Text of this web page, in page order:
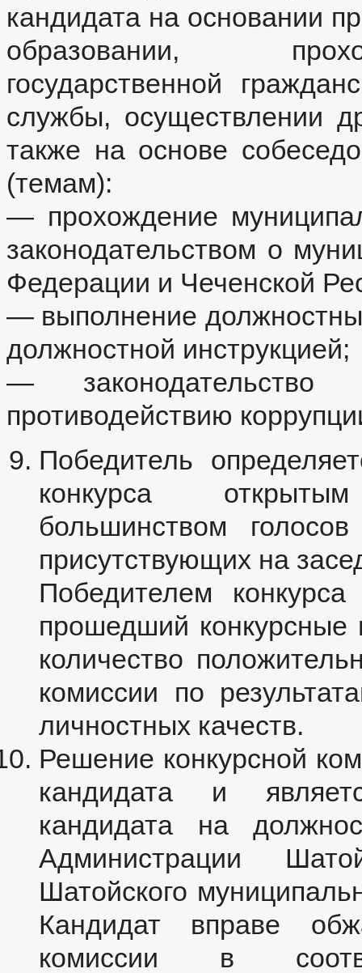
кандидата на основании
образовании,
государственной
службы, осуществлении
также на основе
(темам):
— прохождение
законодательством о
Федерации и Чеченской
— выполнение
должностной инструкцией;
— законодательство
противодействию
Победитель
конкурса
большинством
присутствующих на
Победителем
прошедший
количество
комиссии по
личностных качеств.
Решение конкурсной
кандидата и
кандидата на
Администрации
Шатойского
Кандидат вправе
комиссии в